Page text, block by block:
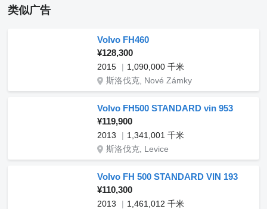
类似广告
Volvo FH460
¥128,300
2015
1,090,000 千米
斯洛伐克, Nové Zámky
Volvo FH500 STANDARD vin 953
¥119,900
2013
1,341,001 千米
斯洛伐克, Levice
Volvo FH 500 STANDARD VIN 193
¥110,300
2013
1,461,012 千米